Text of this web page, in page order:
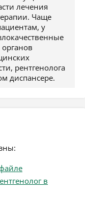
лечения
Чаще
у
рентгенолога
диспансере.
в